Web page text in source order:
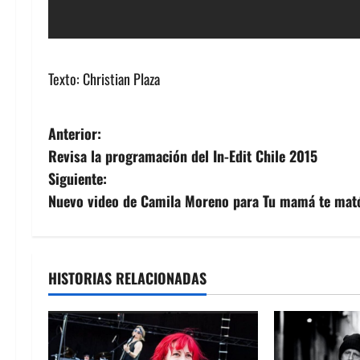
Texto: Christian Plaza
N
a
v
g
a
c
Anterior:
Revisa la programación del In-Edit Chile 2015
Siguiente:
Nuevo video de Camila Moreno para Tu mamá te
HISTORIAS RELACIONADAS